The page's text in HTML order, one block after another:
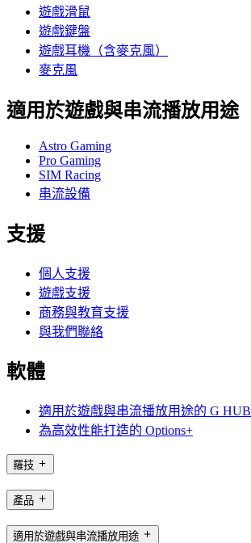
遊戲滑鼠
遊戲鍵盤
遊戲耳機（含麥克風）
麥克風
適用於遊戲與串流播放用途
Astro Gaming
Pro Gaming
SIM Racing
串流設備
支援
個人支援
遊戲支援
商務與教育支援
與我們聯絡
軟體
適用於遊戲與串流播放用途的 G HUB
為高效性能打造的 Options+
羅技
產品
適用於遊戲與串流播放用途